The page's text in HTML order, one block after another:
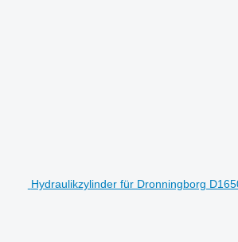
Hydraulikzylinder für Dronningborg